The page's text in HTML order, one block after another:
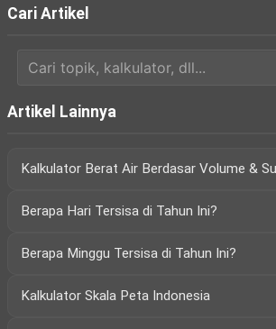
Cari Artikel
Artikel Lainnya
Kalkulator Berat Air Berdasar Volume &
Berapa Hari Tersisa di Tahun Ini?
Berapa Minggu Tersisa di Tahun Ini?
Kalkulator Skala Peta Indonesia